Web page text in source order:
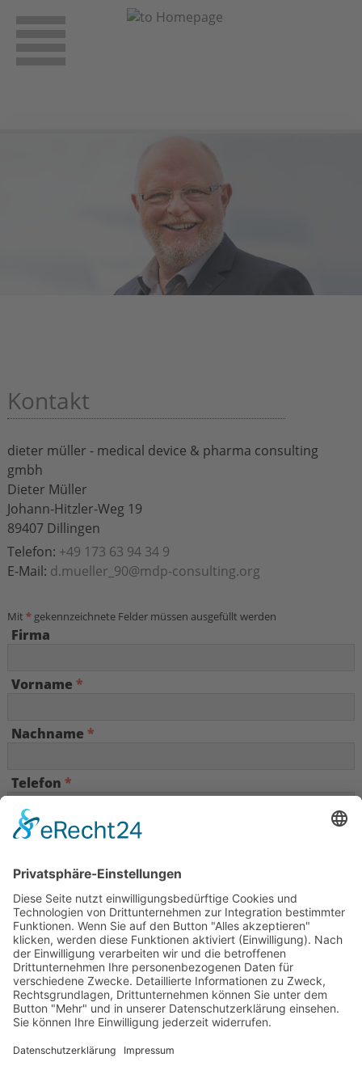
Kontakt
dieter müller - medical device & pharma consulting
gmbh
Dieter Müller
Johann-Hitzler-Weg 19
89407 Dillingen
Telefon: +49 173 63 94 34 9
E-Mail: d.mueller_90@mdp-consulting.org
Mit *gekennzeichnete Felder müssen ausgefüllt werden
Firma
Vorname *
Nachname *
Telefon *
E-Mail *
Ihre Nachricht*
Kenntnisnahme der Datenschutzerklärung*
Ich habe dieDatenschutzerklärungzur Kenntnis
genommen. Ich stimme zu, dass meine Angaben und
Daten zur Beantwortung meiner Anfrage elektronisch